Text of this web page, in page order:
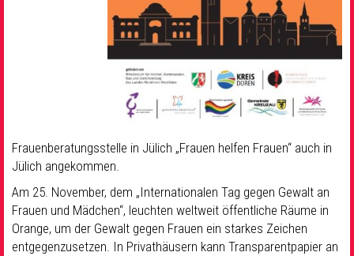
Frauenberatungsstelle in Jülich „Frauen helfen Frauen“ auch in
Jülich angekommen.
Am 25. November, dem „Internationalen Tag gegen Gewalt an
Frauen und Mädchen“, leuchten weltweit öffentliche Räume in
Orange, um der Gewalt gegen Frauen ein starkes Zeichen
entgegenzusetzen. In Privathäusern kann Transparentpapier an